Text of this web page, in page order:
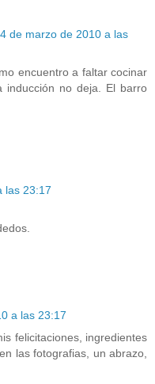
de marzo de 2010 a las
encuentro a faltar cocinar
no deja. El barro
las 23:17
a las 23:17
felicitaciones, ingredientes
las fotografias, un abrazo,